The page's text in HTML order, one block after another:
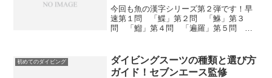
今回も魚の漢字シリーズ第２弾です！早
速第１問 「鰈」第２問 「鮴」第３
問 「鰡」第４問 「遍羅」第５問
く読めますよね。残りの３つが難問です
ねぇ(*´ω｀*)それでは画...
初めてのダイビング
ダイビングスーツの種類と選び方
ガイド！セブンエース監修